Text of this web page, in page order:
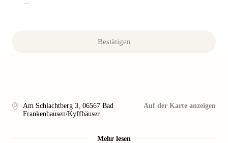
---
Bestätigen
Am Schlachtberg 3, 06567 Bad
Frankenhausen/Kyffhäuser
Auf der Karte anzeigen
Mehr lesen